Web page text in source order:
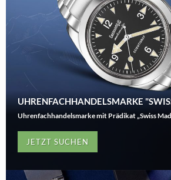
UHRENFACHHANDELSMARKE
Uhrenfachhandelsmarke mit Prädikat „Swiss
JETZT SUCHEN